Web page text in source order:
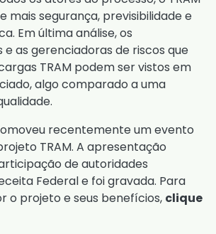
mais segurança, previsibilidade e
Em última análise, os
as gerenciadoras de riscos que
TRAM podem ser vistos em
algo comparado a uma
recentemente um evento
TRAM. A apresentação
de autoridades
Federal e foi gravada. Para
o projeto e seus benefícios, clique